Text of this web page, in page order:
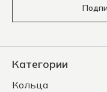
Категории
Кольца